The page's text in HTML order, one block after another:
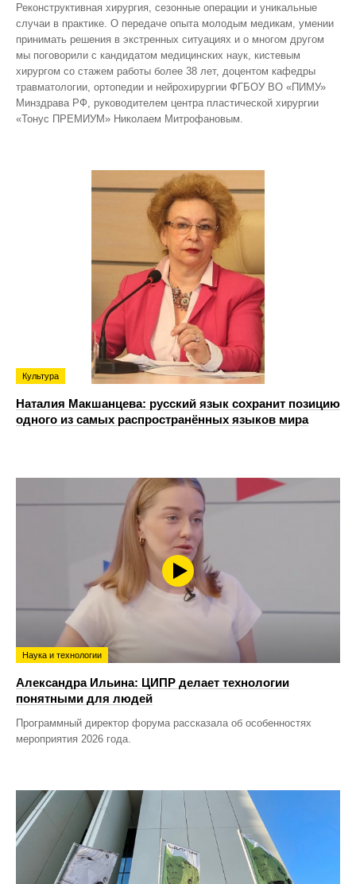
Реконструктивная хирургия, сезонные операции и уникальные
случаи в практике. О передаче опыта молодым медикам, умении
принимать решения в экстренных ситуациях и о многом другом
мы поговорили с кандидатом медицинских наук, кистевым
хирургом со стажем работы более 38 лет, доцентом кафедры
травматологии, ортопедии и нейрохирургии ФГБОУ ВО «ПИМУ»
Минздрава РФ, руководителем центра пластической хирургии
«Тонус ПРЕМИУМ» Николаем Митрофановым.
Культура
Наталия Макшанцева: русский язык сохранит позицию
одного из самых распространённых языков мира
Наука и технологии
Александра Ильина: ЦИПР делает технологии
понятными для людей
Программный директор форума рассказала об особенностях
мероприятия 2026 года.